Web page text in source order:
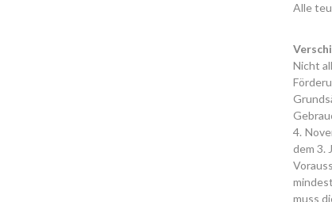
Alle
Nicht
4.
dem 3.
muss